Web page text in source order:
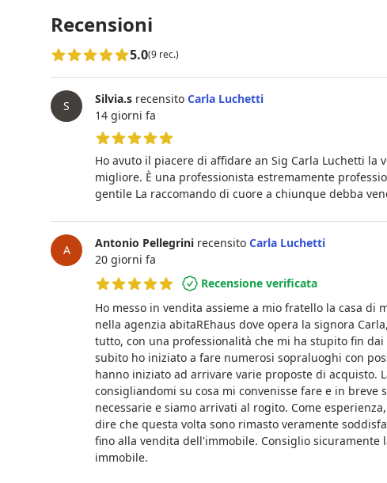
Recensioni
5.0(9 rec.)
S Silvia.s recensito Carla Luchetti
14 giorni fa
5 su 5 stelle
Ho avuto il piacere di affidare an Sig Carla Luchetti
migliore. È una professionista estremamente
gentile La raccomando di cuore a chiunque debba
A Antonio Pellegrini recensito Carla Luchetti
20 giorni fa
Recensione verificata
5 su 5 stelle
Ho messo in vendita assieme a mio fratello la casa
nella agenzia abitaREhaus dove opera la signora
tutto, con una professionalità che mi ha stupito fin
subito ho iniziato a fare numerosi sopraluoghi con
hanno iniziato ad arrivare varie proposte di acquisto.
consigliandomi su cosa mi convenisse fare e in
necessarie e siamo arrivati al rogito. Come
dire che questa volta sono rimasto veramente
fino alla vendita dell'immobile. Consiglio
immobile.